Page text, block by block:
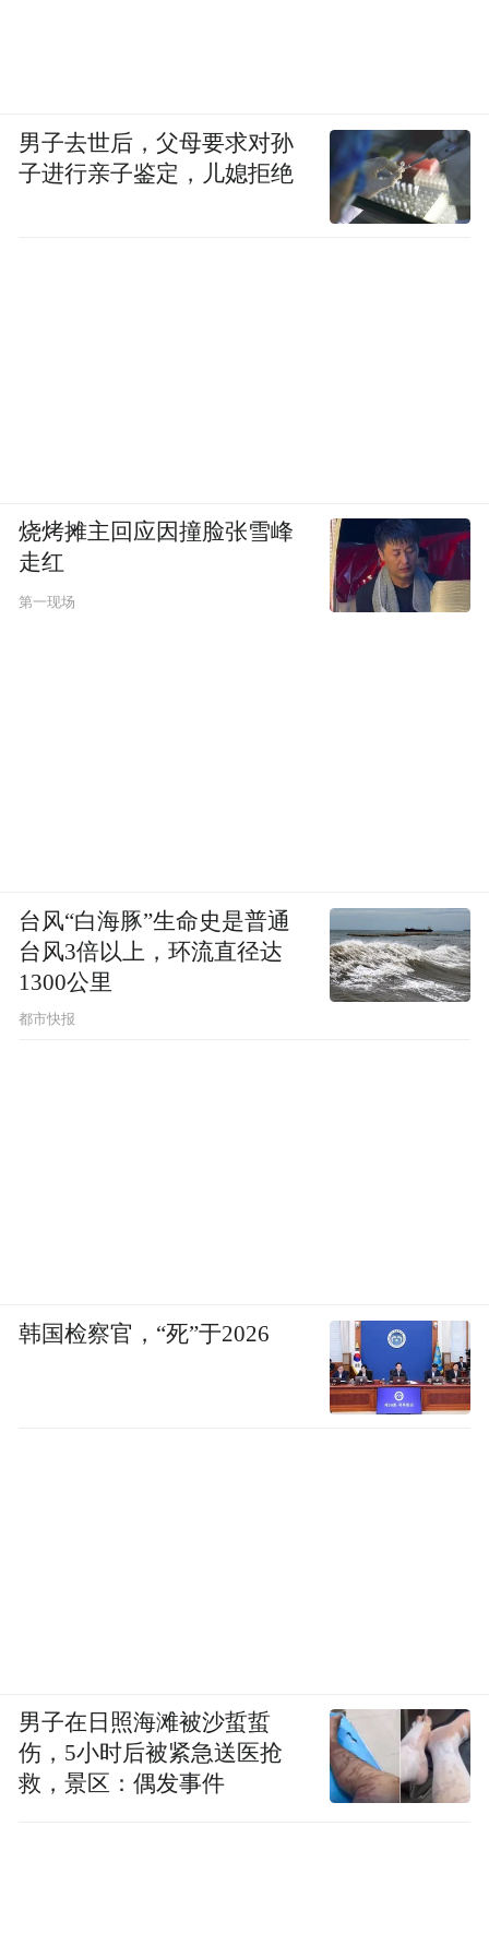
男子去世后，父母要求对孙
子进行亲子鉴定，儿媳拒绝
烧烤摊主回应因撞脸张雪峰
走红
第一现场
台风“白海豚”生命史是普通
台风3倍以上，环流直径达
1300公里
都市快报
韩国检察官，“死”于2026
男子在日照海滩被沙蜇蜇
伤，5小时后被紧急送医抢
救，景区：偶发事件